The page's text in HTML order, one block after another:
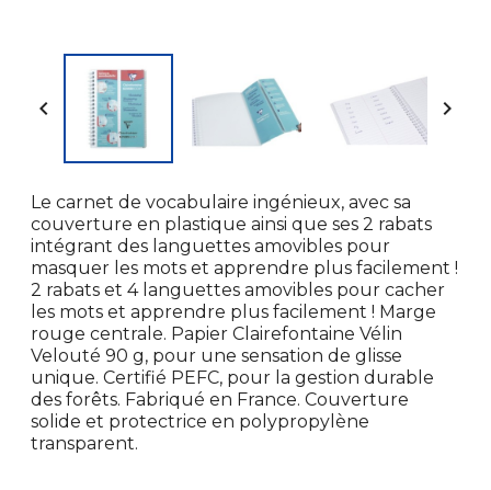
 
Le carnet de vocabulaire ingénieux, avec sa
couverture en plastique ainsi que ses 2 rabats
intégrant des languettes amovibles pour
masquer les mots et apprendre plus facilement !
2 rabats et 4 languettes amovibles pour cacher
les mots et apprendre plus facilement ! Marge
rouge centrale. Papier Clairefontaine Vélin
Velouté 90 g, pour une sensation de glisse
unique. Certifié PEFC, pour la gestion durable
des forêts. Fabriqué en France. Couverture
solide et protectrice en polypropylène
transparent.